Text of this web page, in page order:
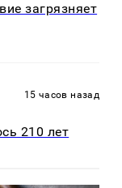
загрязняет
15 часов назад
210 лет